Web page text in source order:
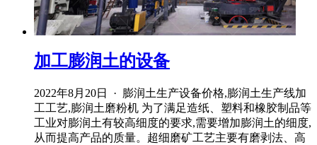
加工膨润土的设备
2022年8月20日 · 膨润土生产设备价格,膨润土生产线加
工工艺,膨润土磨粉机 为了满足造纸、塑料和橡胶制品等
工业对膨润土有较高细度的要求,需要增加膨润土的细度,
从而提高产品的质量。超细磨矿工艺主要有磨剥法、高